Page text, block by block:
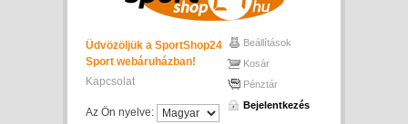
Üdvözöljük a SportShop24
Sport webáruházban!
Kapcsolat
Az Ön nyelve:
Beállítások
Kosár
Pénztár
Bejelentkezés